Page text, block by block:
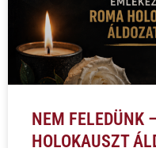
NEM FELEDÜNK
HOLOKAUSZT